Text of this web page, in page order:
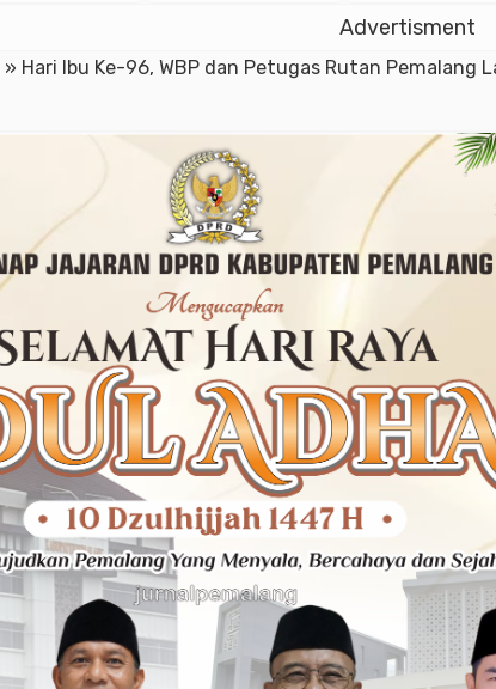
Advertisment
» Hari Ibu Ke-96, WBP dan Petugas Rutan Pemalang